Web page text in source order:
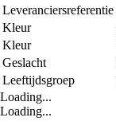
Leveranciersreferentie
Kleur
Kleur
Geslacht
Leeftijdsgroep
Loading...
Loading...